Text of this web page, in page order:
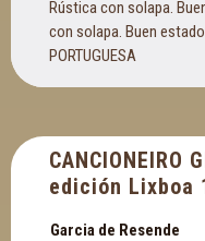
Rústica con solapa.
con solapa. Buen
PORTUGUESA
CANCIONEIRO
edición Lixboa
Garcia de Resende